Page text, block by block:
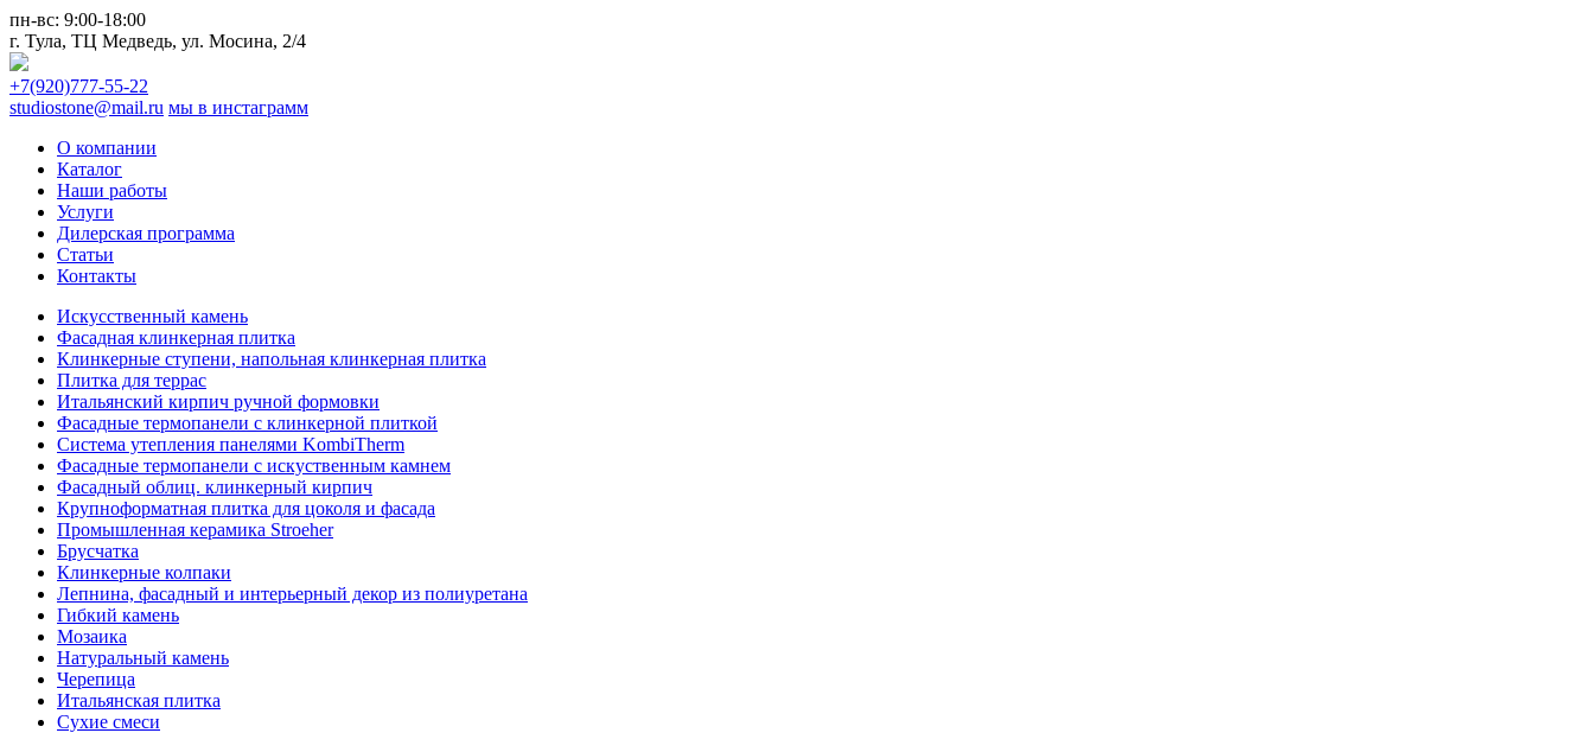
пн-вс: 9:00-18:00
г. Тула, ТЦ Медведь, ул. Мосина, 2/4
+7(920)777-55-22
studiostone@mail.ru мы в инстаграмм
О компании
Каталог
Наши работы
Услуги
Дилерская программа
Статьи
Контакты
Искусственный камень
Фасадная клинкерная плитка
Клинкерные ступени, напольная клинкерная плитка
Плитка для террас
Итальянский кирпич ручной формовки
Фасадные термопанели с клинкерной плиткой
Система утепления панелями KombiTherm
Фасадные термопанели с искуственным камнем
Фасадный облиц. клинкерный кирпич
Крупноформатная плитка для цоколя и фасада
Промышленная керамика Stroeher
Брусчатка
Клинкерные колпаки
Лепнина, фасадный и интерьерный декор из полиуретана
Гибкий камень
Мозаика
Натуральный камень
Черепица
Итальянская плитка
Сухие смеси